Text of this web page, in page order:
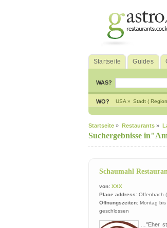
Startseite Guides
WAS?
WO? USA » Stadt (
Startseite » Restaurants »
Suchergebnisse
Schaumahl
von: XXX
Place address: Offenbach
Öffnungszeiten: Montag
geschlossen
…"Eher